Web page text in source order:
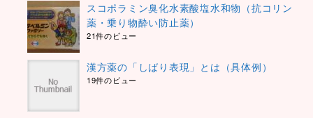
スコポラミン臭化水素酸塩水和物（抗コリン
薬・乗り物酔い防止薬）
21件のビュー
漢方薬の「しばり表現」とは（具体例）
19件のビュー